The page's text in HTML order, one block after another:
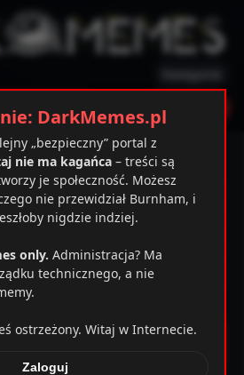
Ostrzeżenie Zarejestruj
DarkMemes.pl
„bezpieczny” portal z
nie ma kagańca – treści są
je społeczność. Możesz
nie przewidział Burnham, i
nigdzie indziej.
only. Administracja? Ma
technicznego, a nie
ostrzeżony. Witaj w Internecie.
Zaloguj